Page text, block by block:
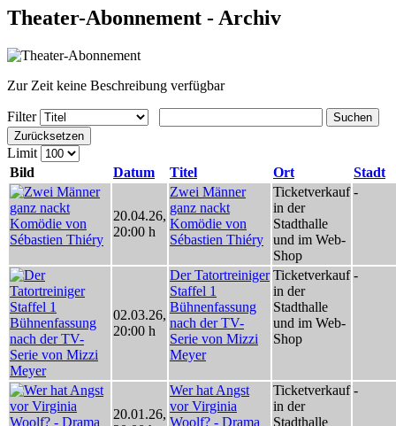
Theater-Abonnement - Archiv
Zur Zeit keine Beschreibung verfügbar
Filter
Suchen
Zurücksetzen
Limit
Bild
Datum Titel Ort Stadt
20.04.26,
20:00 h
Zwei Männer
ganz nackt
Komödie von
Sébastien Thiéry
Ticketverkauf
in der
Stadthalle
und im Web-
Shop
-
02.03.26,
20:00 h
Der Tatortreiniger
Staffel 1
Bühnenfassung
nach der TV-
Serie von Mizzi
Meyer
Ticketverkauf
in der
Stadthalle
und im Web-
Shop
-
20.01.26,
Wer hat Angst
vor Virginia
Woolf? - Drama
Ticketverkauf
in der
Stadthalle
-